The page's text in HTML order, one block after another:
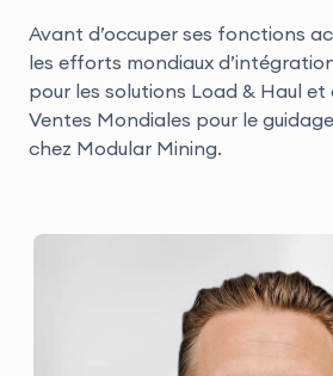
Avant d’occuper ses fonctions
les efforts mondiaux
pour les solutions Load & Haul et
Ventes Mondiales pour le
chez Modular Mining.